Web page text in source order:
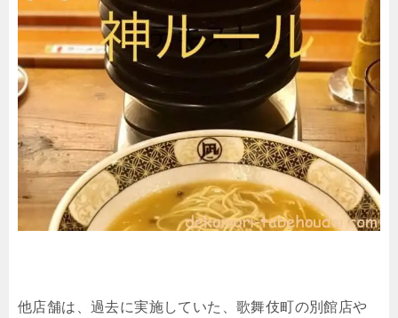
他店舗は、過去に実施していた、歌舞伎町の別館店や